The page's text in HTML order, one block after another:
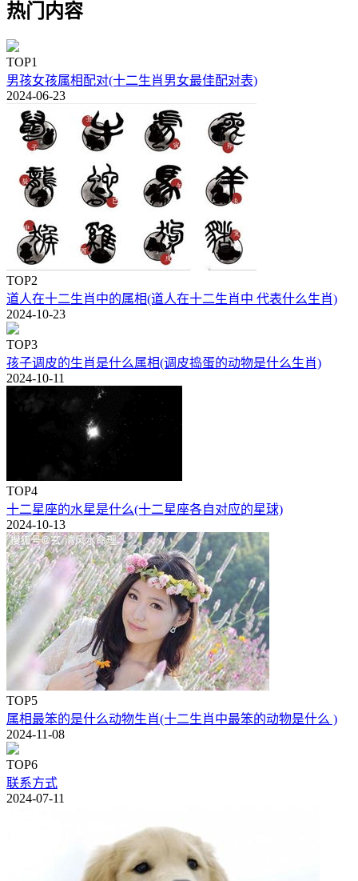
热门内容
TOP1
男孩女孩属相配对(十二生肖男女最佳配对表)
2024-06-23
TOP2
道人在十二生肖中的属相(道人在十二生肖中 代表什么生肖)
2024-10-23
TOP3
孩子调皮的生肖是什么属相(调皮捣蛋的动物是什么生肖)
2024-10-11
TOP4
十二星座的水星是什么(十二星座各自对应的星球)
2024-10-13
TOP5
属相最笨的是什么动物生肖(十二生肖中最笨的动物是什么 )
2024-11-08
TOP6
联系方式
2024-07-11